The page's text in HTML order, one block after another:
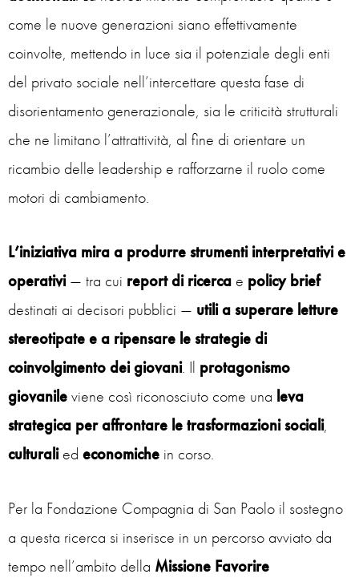
come le nuove generazioni siano effettivamente
coinvolte, mettendo in luce sia il potenziale degli enti
del privato sociale nell’intercettare questa fase di
disorientamento generazionale, sia le criticità strutturali
che ne limitano l’attrattività, al fine di orientare un
ricambio delle leadership e rafforzarne il ruolo come
motori di cambiamento.
L’iniziativa mira a produrre strumenti interpretativi e
operativi— tra cui report di ricerca e policy brief
destinati ai decisori pubblici — utili a superare letture
stereotipate e a ripensare le strategie di
coinvolgimento dei giovani. Il protagonismo
giovanileviene così riconosciuto come una leva
strategica per affrontare le trasformazioni sociali,
culturalied economiche in corso.
Per la Fondazione Compagnia di San Paolo il sostegno
a questa ricerca si inserisce in un percorso avviato da
tempo nell’ambito della Missione Favorire